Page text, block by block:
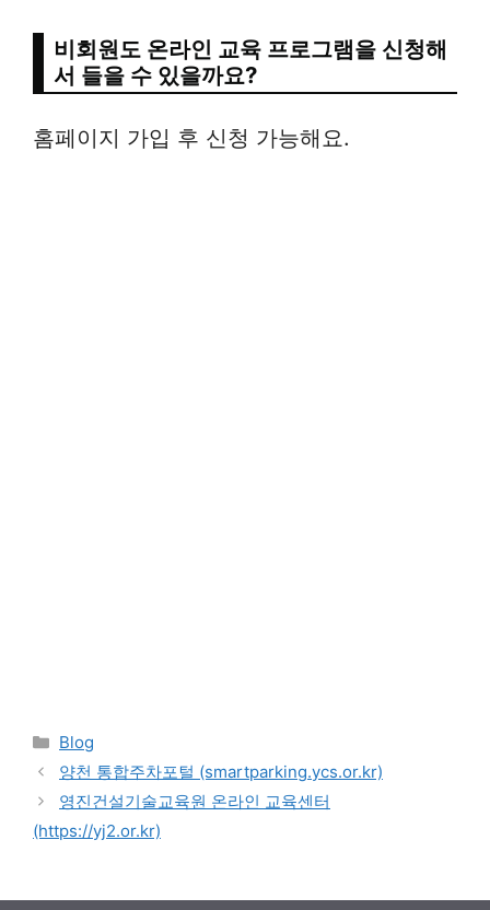
비회원도 온라인 교육 프로그램을 신청해
서 들을 수 있을까요?
홈페이지 가입 후 신청 가능해요.
Categories
Blog
양천 통합주차포털 (smartparking.ycs.or.kr)
영진건설기술교육원 온라인 교육센터
(https://yj2.or.kr)